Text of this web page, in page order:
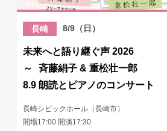
長崎 8/9（日）
未来へと語り継ぐ声 2026
～ 斉藤絹子 & 重松壮一郎
8.9 朗読とピアノのコンサート
長崎シビックホール（長崎市）
開場17:00 開演17:30